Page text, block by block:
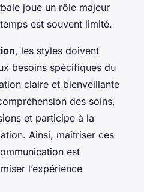
joue un rôle majeur
est souvent limité.
, les styles doivent
besoins spécifiques du
claire et bienveillante
des soins,
et participe à la
Ainsi, maîtriser ces
est
l’expérience